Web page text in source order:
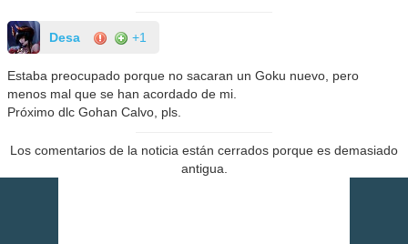
Desa +1
Estaba preocupado porque no sacaran un Goku nuevo, pero
menos mal que se han acordado de mi.
Próximo dlc Gohan Calvo, pls.
Los comentarios de la noticia están cerrados porque es demasiado
antigua.